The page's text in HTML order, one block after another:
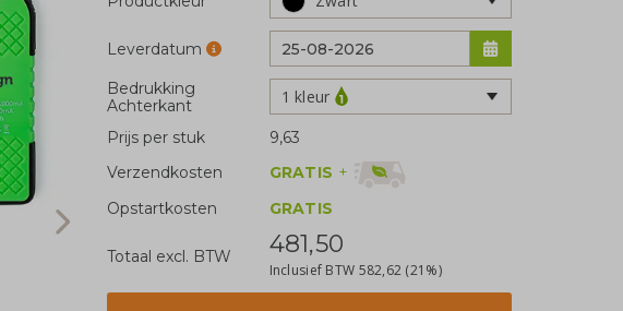
Leverdatum
Bedrukking
Achterkant
1 kleur
Prijs per stuk
9,63
Verzendkosten
GRATIS +
Opstartkosten
GRATIS
Totaal excl. BTW 481,50
Inclusief BTW 582,62 (21%)